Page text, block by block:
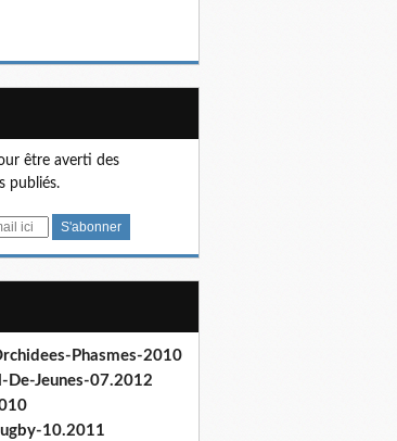
être averti des
publiés.
Phasmes-2010
De-Jeunes-07.2012
10.2011